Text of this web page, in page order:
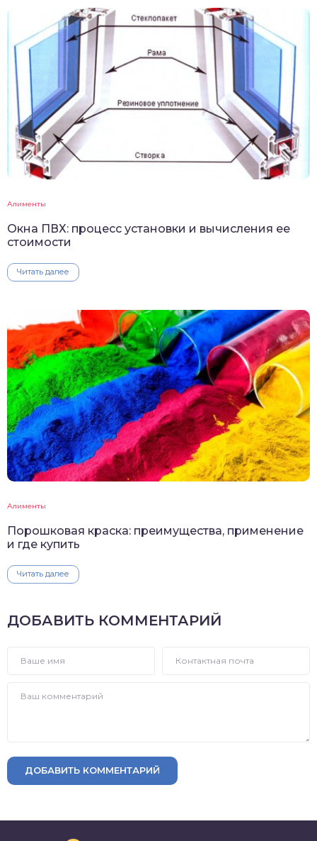
Алименты
Окна ПВХ: процесс установки и вычисления ее
стоимости
Читать далее
Алименты
Порошковая краска: преимущества, применение
и где купить
Читать далее
ДОБАВИТЬ КОММЕНТАРИЙ
ДОБАВИТЬ КОММЕНТАРИЙ